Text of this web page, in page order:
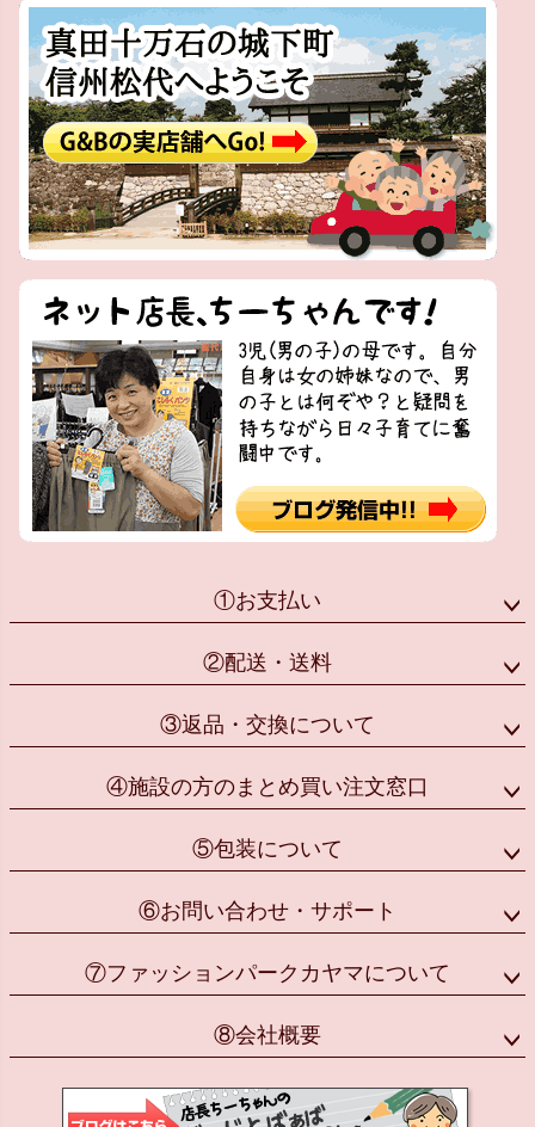
①お支払い
②配送・送料
③返品・交換について
④施設の方のまとめ買い注文窓口
⑤包装について
⑥お問い合わせ・サポート
⑦ファッションパークカヤマについて
⑧会社概要